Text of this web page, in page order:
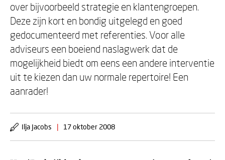
over bijvoorbeeld strategie en klantengroepen.
Deze zijn kort en bondig uitgelegd en goed
gedocumenteerd met referenties. Voor alle
adviseurs een boeiend naslagwerk dat de
mogelijkheid biedt om eens een andere interventie
uit te kiezen dan uw normale repertoire! Een
aanrader!
Ilja Jacobs | 17 oktober 2008